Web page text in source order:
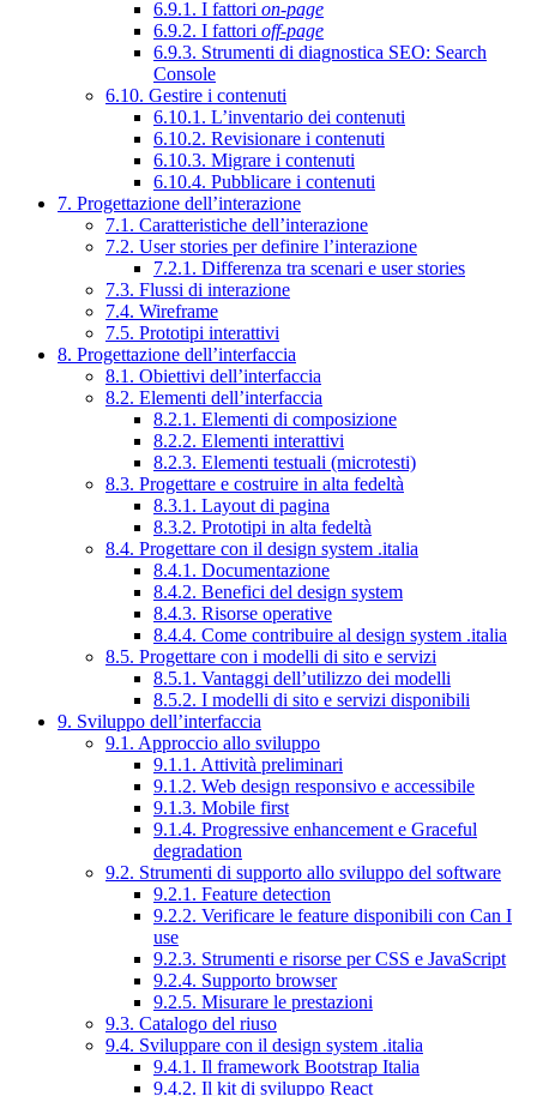
6.9.1. I fattori on-page
6.9.2. I fattori off-page
6.9.3. Strumenti di diagnostica SEO: Search
Console
6.10. Gestire i contenuti
6.10.1. L’inventario dei contenuti
6.10.2. Revisionare i contenuti
6.10.3. Migrare i contenuti
6.10.4. Pubblicare i contenuti
7. Progettazione dell’interazione
7.1. Caratteristiche dell’interazione
7.2. User stories per definire l’interazione
7.2.1. Differenza tra scenari e user stories
7.3. Flussi di interazione
7.4. Wireframe
7.5. Prototipi interattivi
8. Progettazione dell’interfaccia
8.1. Obiettivi dell’interfaccia
8.2. Elementi dell’interfaccia
8.2.1. Elementi di composizione
8.2.2. Elementi interattivi
8.2.3. Elementi testuali (microtesti)
8.3. Progettare e costruire in alta fedeltà
8.3.1. Layout di pagina
8.3.2. Prototipi in alta fedeltà
8.4. Progettare con il design system .italia
8.4.1. Documentazione
8.4.2. Benefici del design system
8.4.3. Risorse operative
8.4.4. Come contribuire al design system .italia
8.5. Progettare con i modelli di sito e servizi
8.5.1. Vantaggi dell’utilizzo dei modelli
8.5.2. I modelli di sito e servizi disponibili
9. Sviluppo dell’interfaccia
9.1. Approccio allo sviluppo
9.1.1. Attività preliminari
9.1.2. Web design responsivo e accessibile
9.1.3. Mobile first
9.1.4. Progressive enhancement e Graceful
degradation
9.2. Strumenti di supporto allo sviluppo del software
9.2.1. Feature detection
9.2.2. Verificare le feature disponibili con Can I
use
9.2.3. Strumenti e risorse per CSS e JavaScript
9.2.4. Supporto browser
9.2.5. Misurare le prestazioni
9.3. Catalogo del riuso
9.4. Sviluppare con il design system .italia
9.4.1. Il framework Bootstrap Italia
9.4.2. Il kit di sviluppo React